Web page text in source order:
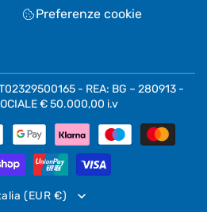
Preferenze cookie
- REA: BG – 280913 -
€ 50.000,00 i.v
(EUR €)